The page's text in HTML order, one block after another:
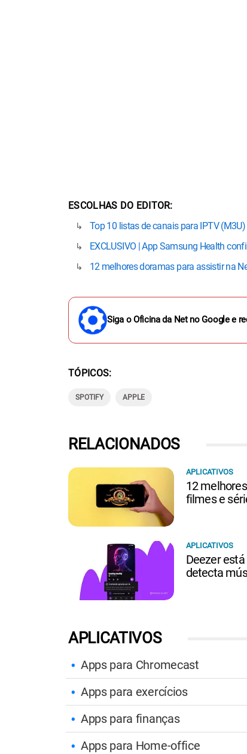
ESCOLHAS DO EDITOR
Top 10 listas de canais para IPTV
EXCLUSIVO | App Samsung Health
12 melhores doramas para assistir na
Siga o Oficina da Net no Google e
TÓPICOS
SPOTIFY APPLE
APLICATIVOS
Apps para Chromecast
Apps para exercícios
Apps para finanças
Apps para Home-office
RELACIONADOS
APLICATIVOS
12
filmes e
APLICATIVOS
Deezer
detecta